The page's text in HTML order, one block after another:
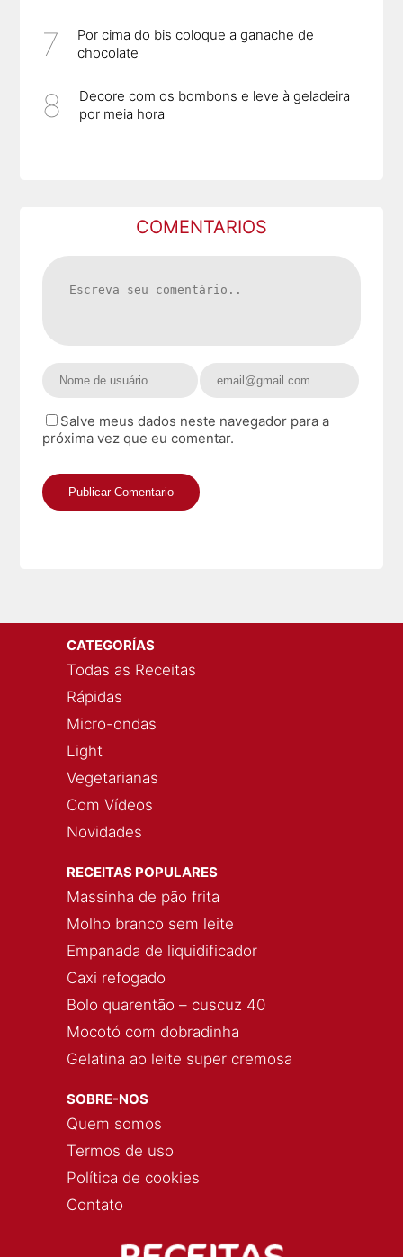
Por cima do bis coloque a ganache de
chocolate
Decore com os bombons e leve à geladeira
por meia hora
COMENTARIOS
Salve meus dados neste navegador para a
próxima vez que eu comentar.
CATEGORÍAS
Todas as Receitas
Rápidas
Micro-ondas
Light
Vegetarianas
Com Vídeos
Novidades
RECEITAS POPULARES
Massinha de pão frita
Molho branco sem leite
Empanada de liquidificador
Caxi refogado
Bolo quarentão – cuscuz 40
Mocotó com dobradinha
Gelatina ao leite super cremosa
SOBRE-NOS
Quem somos
Termos de uso
Política de cookies
Contato